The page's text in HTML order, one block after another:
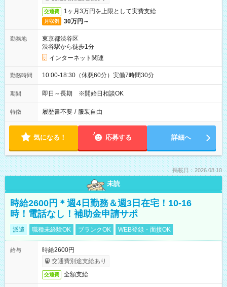
交通費 1ヶ月3万円を上限として実費支給
月収例 30万円～
勤務地
東京都渋谷区
渋谷駅から徒歩1分
インターネット関連
勤務時間 10:00-18:30（休憩60分）実働7時間30分
期間 即日～長期 ※開始日相談OK
特徴 履歴書不要 / 服装自由
気になる！ 応募する 詳細へ
掲載日：2026.08.10
未読
時給2600円＊週4日勤務＆週3日在宅！10-16
時！電話なし！補助金申請サポ
派遣 職種未経験OK ブランクOK WEB登録・面接OK
給与
時給2600円
交通費別途支給あり
交通費 全額支給